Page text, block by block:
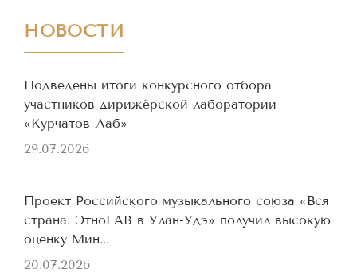
НОВОСТИ
Подведены итоги конкурсного отбора
участников дирижёрской лаборатории
«Курчатов Лаб»
29.07.2026
Проект Российского музыкального союза «Вся
страна. ЭтноLAB в Улан-Удэ» получил высокую
оценку Мин...
20.07.2026